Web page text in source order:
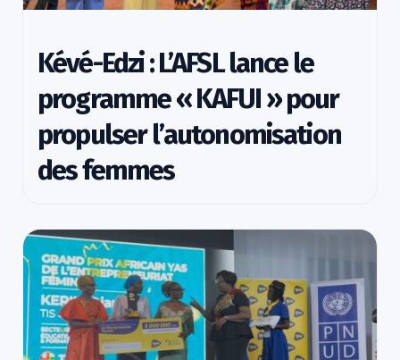
Kévé-Edzi : L’AFSL lance le
programme « KAFUI » pour
propulser l’autonomisation
des femmes